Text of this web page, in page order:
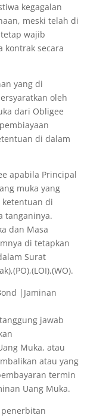
kegagalan
meski telah di
wajib
kontrak secara
yang di
oleh
dari Obligee
di dalam
apabila Principal
muka yang
di
tanganinya.
dan Masa
di tetapkan
Surat
|Jaminan
jawab
Muka, atau
atau yang
termin
Uang Muka.